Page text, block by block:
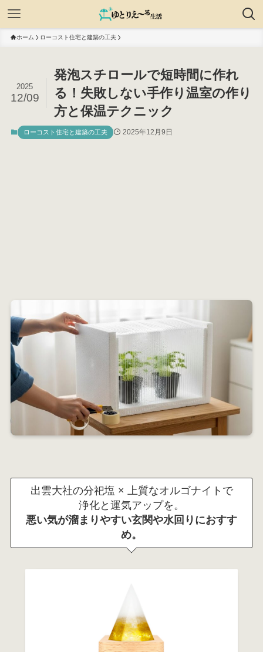
ホーム ローコスト住宅と建築の工夫
発泡スチロールで短時間に作れ
る！失敗しない手作り温室の作り
方と保温テクニック
2025
12/09
ローコスト住宅と建築の工夫 2025年12月9日
出雲大社の分祀塩 × 上質なオルゴナイトで
浄化と運気アップを。
悪い気が溜まりやすい玄関や水回りにおすす
め。